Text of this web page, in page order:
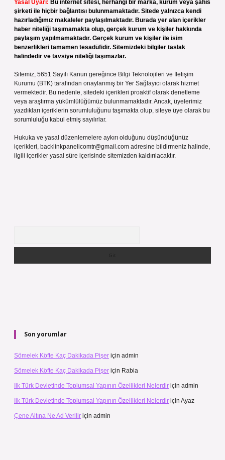
Yasal Uyarı: Bu internet sitesi, herhangi bir marka, kurum veya şahıs
şirketi ile hiçbir bağlantısı bulunmamaktadır. Sitede yalnızca kendi
hazırladığımız makaleler paylaşılmaktadır. Burada yer alan içerikler
haber niteliği taşımamakta olup, gerçek kurum ve kişiler hakkında
paylaşım yapılmamaktadır. Gerçek kurum ve kişiler ile isim
benzerlikleri tamamen tesadüfidir. Sitemizdeki bilgiler taslak
halindedir ve tavsiye niteliği taşımazlar.
Sitemiz, 5651 Sayılı Kanun gereğince Bilgi Teknolojileri ve İletişim
Kurumu (BTK) tarafından onaylanmış bir Yer Sağlayıcı olarak hizmet
vermektedir. Bu nedenle, sitedeki içerikleri proaktif olarak denetleme
veya araştırma yükümlülüğümüz bulunmamaktadır. Ancak, üyelerimiz
yazdıkları içeriklerin sorumluluğunu taşımakta olup, siteye üye olarak bu
sorumluluğu kabul etmiş sayılırlar.
Hukuka ve yasal düzenlemelere aykırı olduğunu düşündüğünüz
içerikleri, backlinkpanelicomtr@gmail.com adresine bildirmeniz halinde,
ilgili içerikler yasal süre içerisinde sitemizden kaldırılacaktır.
Son yorumlar
Sömelek Köfte Kaç Dakikada Pişer için admin
Sömelek Köfte Kaç Dakikada Pişer için Rabia
Ilk Türk Devletinde Toplumsal Yapının Özellikleri Nelerdir için admin
Ilk Türk Devletinde Toplumsal Yapının Özellikleri Nelerdir için Ayaz
Çene Altına Ne Ad Verilir için admin